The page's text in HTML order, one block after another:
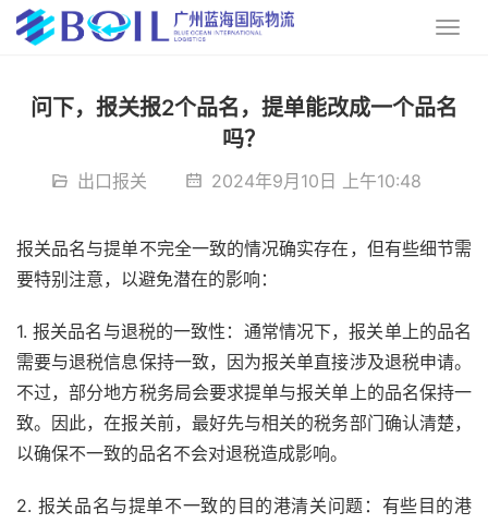
问下，报关报2个品名，提单能改成一个品名
吗？
出口报关 2024年9月10日 上午10:48
报关品名与提单不完全一致的情况确实存在，但有些细节需
要特别注意，以避免潜在的影响：
1. 报关品名与退税的一致性：通常情况下，报关单上的品名
需要与退税信息保持一致，因为报关单直接涉及退税申请。
不过，部分地方税务局会要求提单与报关单上的品名保持一
致。因此，在报关前，最好先与相关的税务部门确认清楚，
以确保不一致的品名不会对退税造成影响。
2. 报关品名与提单不一致的目的港清关问题：有些目的港